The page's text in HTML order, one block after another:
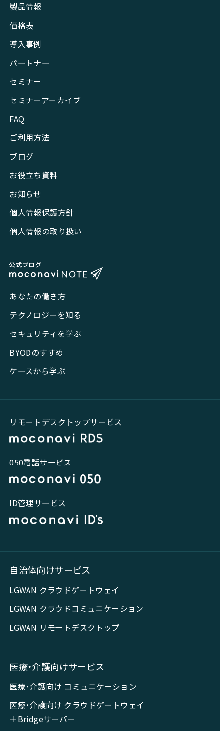
製品情報
価格表
導入事例
パートナー
セミナー
セミナーアーカイブ
FAQ
ご利用方法
ブログ
お役立ち資料
お知らせ
個人情報保護方針
個人情報の取り扱い
あなたの働き方
テクノロジーを知る
セキュリティを学ぶ
BYODのすすめ
ケースから学ぶ
リモートデスクトップサービス
050電話サービス
ID管理サービス
自治体向けサービス
LGWAN クラウドゲートウェイ
LGWAN クラウドコミュニケーション
LGWAN リモートデスクトップ
医療・介護向けサービス
医療・介護向け コミュニケーション
医療・介護向け クラウドゲートウェイ
＋Bridgeサーバー